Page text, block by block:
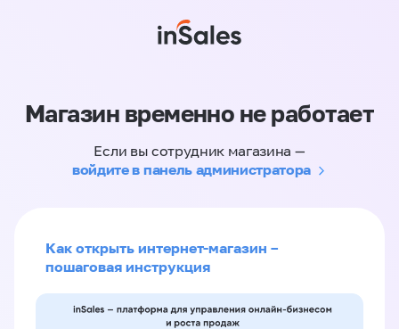
Магазин временно не работает
Если вы сотрудник магазина —
войдите в панель администратора
Как открыть интернет-магазин –
пошаговая инструкция